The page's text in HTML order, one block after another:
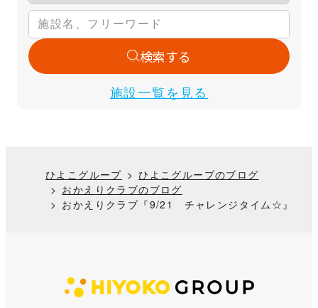
施設一覧を見る
検索する
ひよこグループ
ひよこグループのブログ
おかえりクラブのブログ
おかえりクラブ『9/21 チャレンジタイム☆』